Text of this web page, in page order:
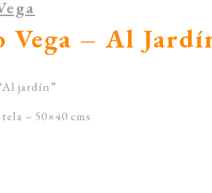
Vega – Al
jardín”
– 50×40 cms